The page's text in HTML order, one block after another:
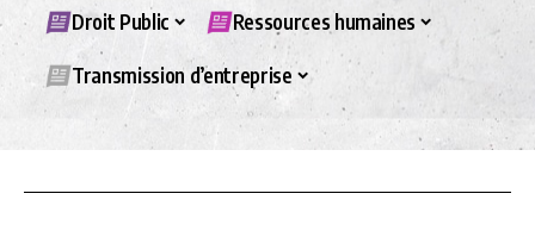
Droit Public Ressources humaines
Transmission d’entreprise